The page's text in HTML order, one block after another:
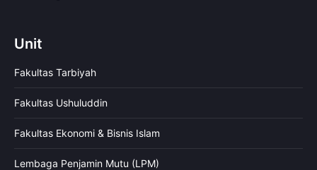
Unit
Fakultas Tarbiyah
Fakultas Ushuluddin
Fakultas Ekonomi & Bisnis Islam
Lembaga Penjamin Mutu (LPM)